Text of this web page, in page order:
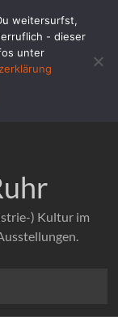
) Kultur im
weitersurfst,
- dieser
unter